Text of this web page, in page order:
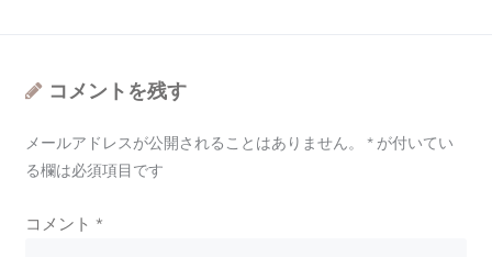
コメントを残す
メールアドレスが公開されることはありません。 *が付いてい
る欄は必須項目です
コメント *